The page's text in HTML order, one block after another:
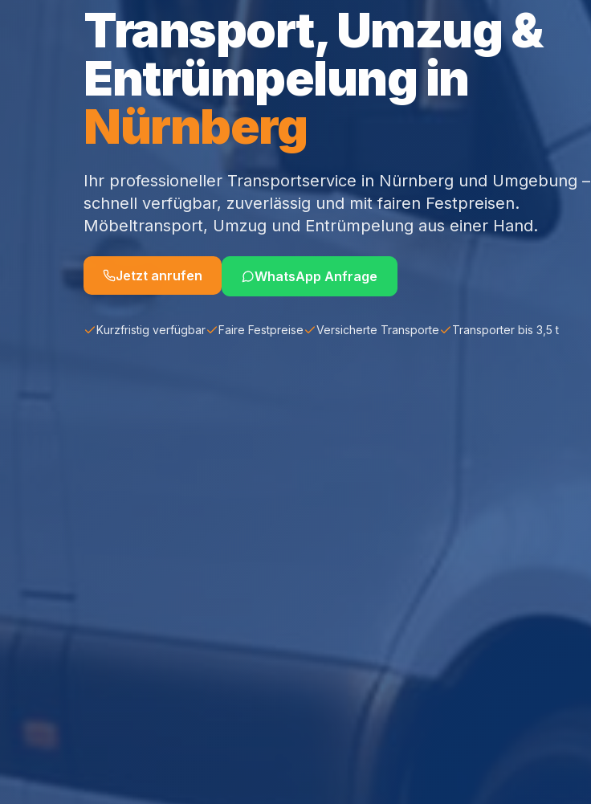
Transport, Umzug &
Entrümpelung in
Nürnberg
Ihr professioneller Transportservice in Nürnberg und Umgebung –
schnell verfügbar, zuverlässig und mit fairen Festpreisen.
Möbeltransport, Umzug und Entrümpelung aus einer Hand.
Jetzt anrufen WhatsApp Anfrage
Kurzfristig verfügbar Faire Festpreise Versicherte Transporte Transporter bis 3,5 t